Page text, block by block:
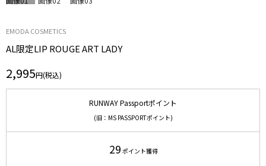
EMODA COSMETICS
AL限定LIP ROUGE ART LADY
2,995円(税込)
RUNWAY Passportポイント
(旧：MS PASSPORTポイント)
29 ポイント獲得